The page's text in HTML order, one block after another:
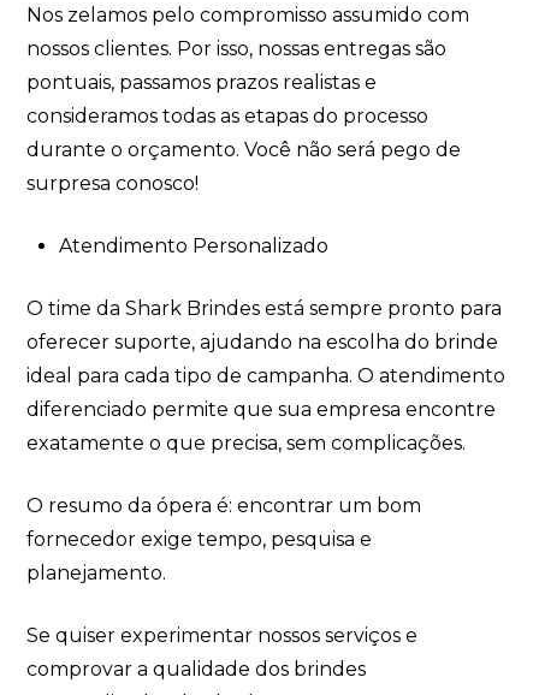
Nos zelamos pelo compromisso assumido com
nossos clientes. Por isso, nossas entregas são
pontuais, passamos prazos realistas e
consideramos todas as etapas do processo
durante o orçamento. Você não será pego de
surpresa conosco!
Atendimento Personalizado
O time da Shark Brindes está sempre pronto para
oferecer suporte, ajudando na escolha do brinde
ideal para cada tipo de campanha. O atendimento
diferenciado permite que sua empresa encontre
exatamente o que precisa, sem complicações.
O resumo da ópera é: encontrar um bom
fornecedor exige tempo, pesquisa e
planejamento.
Se quiser experimentar nossos serviços e
comprovar a qualidade dos brindes